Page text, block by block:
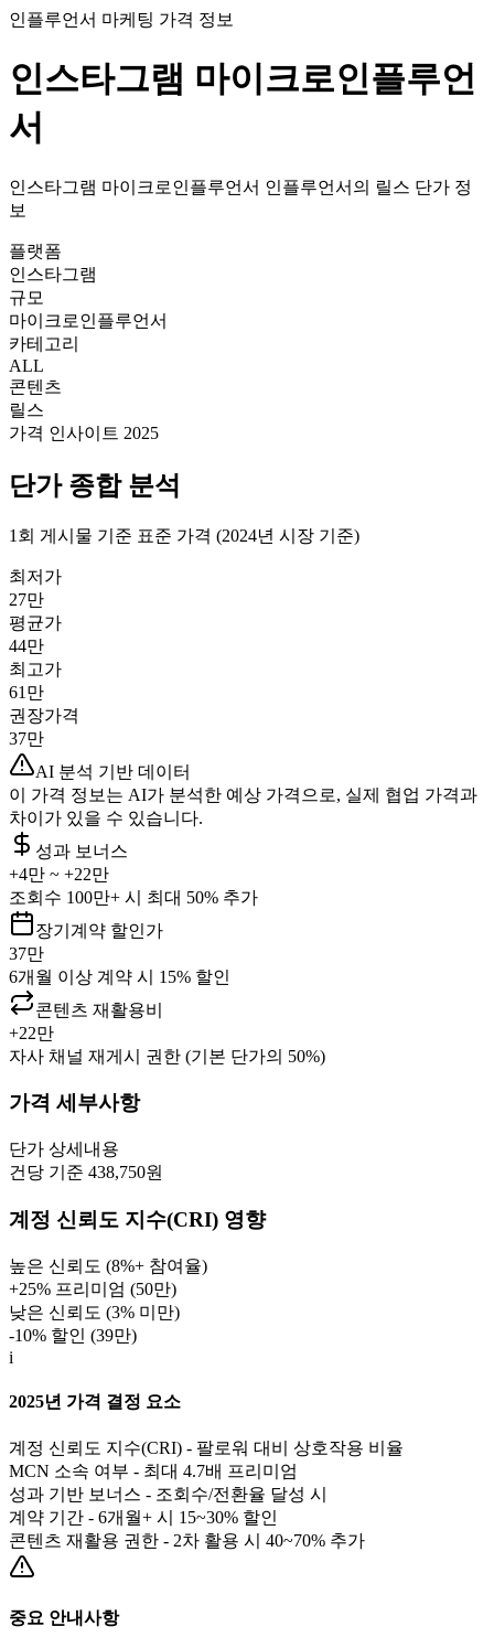
인플루언서 마케팅 가격 정보
인스타그램 마이크로인플루언
서
인스타그램 마이크로인플루언서 인플루언서의 릴스 단가 정
보
플랫폼
인스타그램
규모
마이크로인플루언서
카테고리
ALL
콘텐츠
릴스
가격 인사이트 2025
단가종합 분석
1회 게시물 기준 표준 가격 (2024년 시장 기준)
최저가
27만
평균가
44만
최고가
61만
권장가격
37만
AI 분석 기반 데이터
이 가격 정보는 AI가 분석한 예상 가격으로, 실제 협업 가격과
차이가 있을 수 있습니다.
성과 보너스
+4만 ~ +22만
조회수 100만+ 시 최대 50% 추가
장기계약 할인가
37만
6개월 이상 계약 시 15% 할인
콘텐츠 재활용비
+22만
자사 채널 재게시 권한 (기본 단가의 50%)
가격 세부사항
단가 상세내용
건당 기준 438,750원
계정 신뢰도 지수(CRI) 영향
높은 신뢰도 (8%+ 참여율)
+25% 프리미엄 (50만)
낮은 신뢰도 (3% 미만)
-10% 할인 (39만)
i
2025년 가격 결정 요소
계정 신뢰도 지수(CRI) - 팔로워 대비 상호작용 비율
MCN 소속 여부 - 최대 4.7배 프리미엄
성과 기반 보너스 - 조회수/전환율 달성 시
계약 기간 - 6개월+ 시 15~30% 할인
콘텐츠 재활용 권한 - 2차 활용 시 40~70% 추가
중요 안내사항